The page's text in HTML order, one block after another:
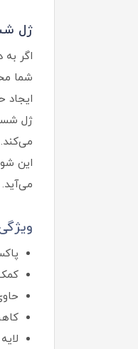
ژل
اگر
شما
ژل
این